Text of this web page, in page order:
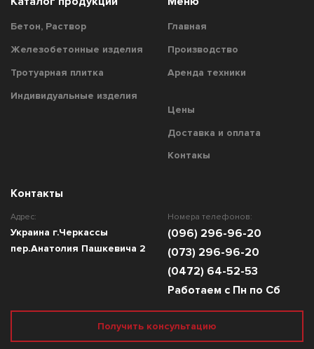
Бетон, Раствор
Железобетонные изделия
Тротуарная плитка
Индивидуальные изделия
Главная
Производство
Аренда техники
Цены
Доставка и оплата
Контакы
Контакты
Адрес:
Украина г.Черкассы
пер.Анатолия Пашкевича 2
Номера телефонов:
(096) 296-96-20
(073) 296-96-20
(0472) 64-52-53
Работаем с Пн по Сб
Получить консультацию